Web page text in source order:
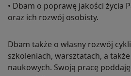
• Dbam o poprawę jakości życia
oraz ich rozwój osobisty.
Dbam także o własny rozwój
szkoleniach, warsztatach, a
naukowych. Swoją pracę